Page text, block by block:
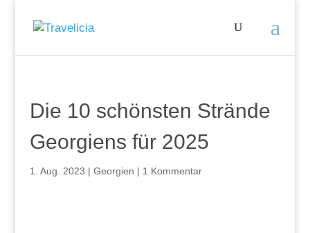
Die 10 schönsten Strände
Georgiens für 2025
1. Aug. 2023 | Georgien | 1 Kommentar